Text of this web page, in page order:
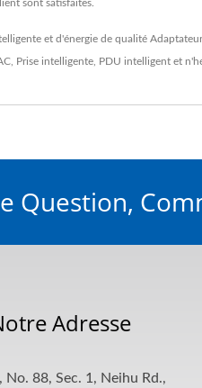
sont satisfaites.
et d'énergie de qualité
Prise intelligente PDU intelligent et
Question,
Adresse
No. 88, Sec. 1, Neihu Rd.,